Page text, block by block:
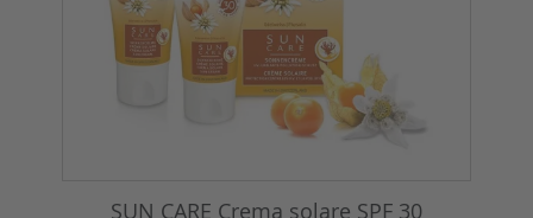
SUN CARE Crema solare SPF 30